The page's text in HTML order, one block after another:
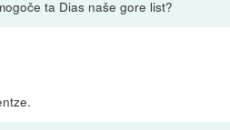
ta Dias naše gore list?